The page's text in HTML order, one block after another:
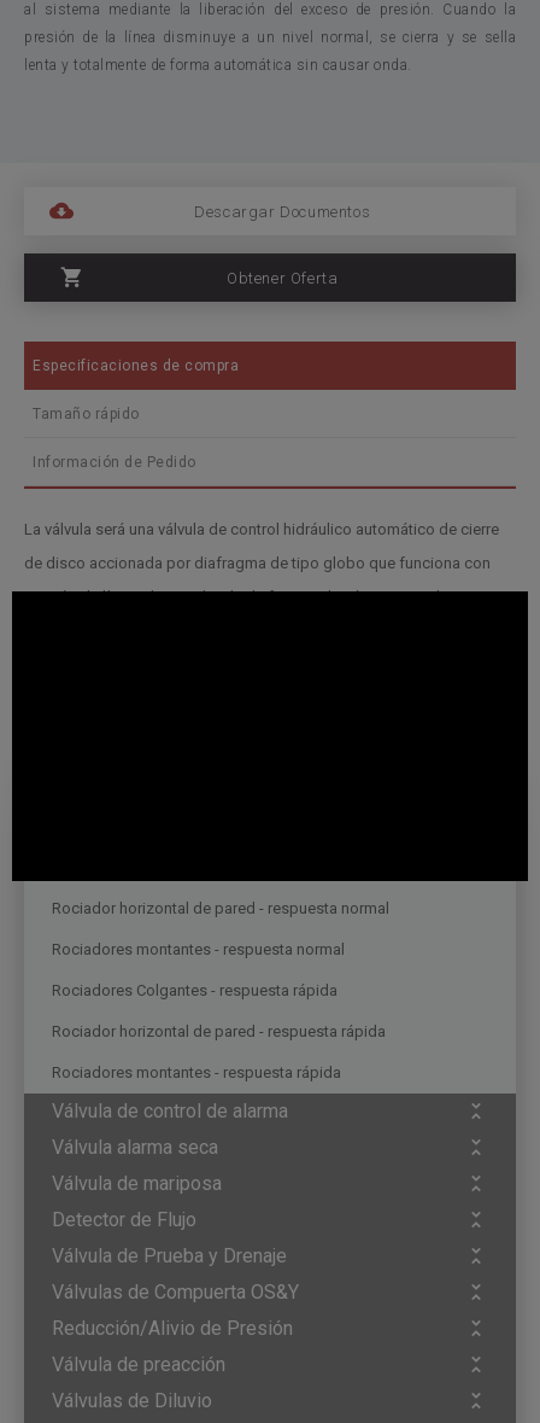
al sistema mediante la liberación del exceso de presión. Cuando la
presión de la línea disminuye a un nivel normal, se cierra y se sella
lenta y totalmente de forma automática sin causar onda.
Descargar Documentos
Obtener Oferta
Rociador horizontal de pared - respuesta normal
Rociadores montantes - respuesta normal
Rociadores Colgantes - respuesta rápida
Rociador horizontal de pared - respuesta rápida
Rociadores montantes - respuesta rápida
Válvula de control de alarma
Válvula alarma seca
Válvula de mariposa
Detector de Flujo
Válvula de Prueba y Drenaje
Válvulas de Compuerta OS&Y
Reducción/Alivio de Presión
Válvula de preacción
Válvulas de Diluvio
Especificaciones de compra
Tamaño rápido
Información de Pedido
La válvula será una válvula de control hidráulico automático de cierre
de disco accionada por diafragma de tipo globo que funciona con
presión de línea. El actuador de diafragma de cámara grande